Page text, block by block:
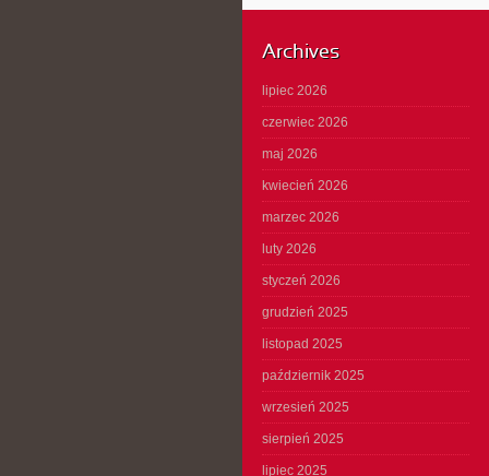
Archives
lipiec 2026
czerwiec 2026
maj 2026
kwiecień 2026
marzec 2026
luty 2026
styczeń 2026
grudzień 2025
listopad 2025
październik 2025
wrzesień 2025
sierpień 2025
lipiec 2025